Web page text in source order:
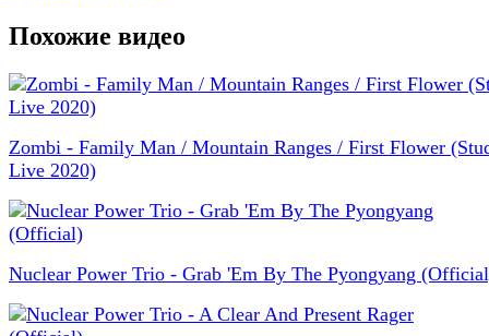
Похожие видео
Zombi - Family Man / Mountain Ranges / First Flower
Live 2020)
Nuclear Power Trio - Grab 'Em By The Pyongyang